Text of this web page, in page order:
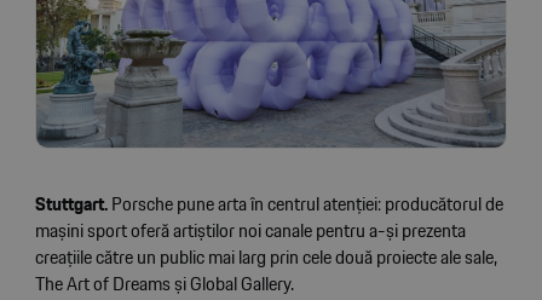
Stuttgart.Porsche pune arta în centrul atenției: producătorul de
mașini sport oferă artiștilor noi canale pentru a-și prezenta
creațiile către un public mai larg prin cele două proiecte ale sale,
The Art of Dreams și Global Gallery.